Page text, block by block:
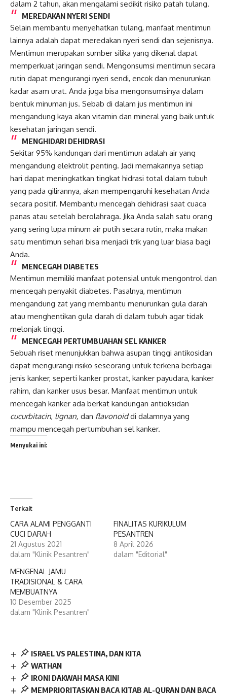
dalam 2 tahun, akan mengalami sedikit risiko patah tulang.
MEREDAKAN NYERI SENDI
Selain membantu menyehatkan tulang, manfaat mentimun
lainnya adalah dapat meredakan nyeri sendi dan sejenisnya.
Mentimun merupakan sumber silika yang dikenal dapat
memperkuat jaringan sendi. Mengonsumsi mentimun secara
rutin dapat mengurangi nyeri sendi, encok dan menurunkan
kadar asam urat. Anda juga bisa mengonsumsinya dalam
bentuk minuman jus. Sebab di dalam jus mentimun ini
mengandung kaya akan vitamin dan mineral yang baik untuk
kesehatan jaringan sendi.
MENGHIDARI DEHIDRASI
Sekitar 95% kandungan dari mentimun adalah air yang
mengandung elektrolit penting. Jadi memakannya setiap
hari dapat meningkatkan tingkat hidrasi total dalam tubuh
yang pada gilirannya, akan mempengaruhi kesehatan Anda
secara positif. Membantu mencegah dehidrasi saat cuaca
panas atau setelah berolahraga. Jika Anda salah satu orang
yang sering lupa minum air putih secara rutin, maka makan
satu mentimun sehari bisa menjadi trik yang luar biasa bagi
Anda.
MENCEGAH DIABETES
Mentimun memiliki manfaat potensial untuk mengontrol dan
mencegah penyakit diabetes. Pasalnya, mentimun
mengandung zat yang membantu menurunkan gula darah
atau menghentikan gula darah di dalam tubuh agar tidak
melonjak tinggi.
MENCEGAH PERTUMBUAHAN SEL KANKER
Sebuah riset menunjukkan bahwa asupan tinggi antikosidan
dapat mengurangi risiko seseorang untuk terkena berbagai
jenis kanker, seperti kanker prostat, kanker payudara, kanker
rahim, dan kanker usus besar. Manfaat mentimun untuk
mencegah kanker ada berkat kandungan antioksidan
cucurbitacin, lignan, dan flavonoiddi dalamnya yang
mampu mencegah pertumbuhan sel kanker.
Menyukai ini:
Terkait
CARA ALAMI PENGGANTI
CUCI DARAH
21 Agustus 2021
dalam "Klinik Pesantren"
FINALITAS KURIKULUM
PESANTREN
8 April 2026
dalam "Editorial"
MENGENAL JAMU
TRADISIONAL & CARA
MEMBUATNYA
10 Desember 2025
dalam "Klinik Pesantren"
ISRAEL VS PALESTINA, DAN KITA
WATHAN
IRONI DAKWAH MASA KINI
MEMPRIORITASKAN BACA KITAB AL-QURAN DAN BACA